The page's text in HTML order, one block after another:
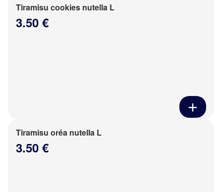
Tiramisu cookies nutella L
3.50 €
Tiramisu oréa nutella L
3.50 €